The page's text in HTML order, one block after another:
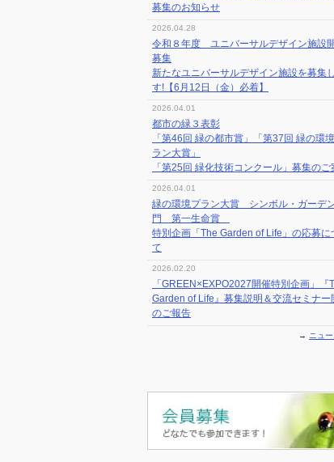
募集のお知らせ
2026.04.28
令和８年度 ユニバーサルデザイン施設
募集
新たなユニバーサルデザイン施設を募集
す!【6月12日（金）必着】
2026.04.01
都市の緑３表彰
「第46回 緑の都市賞」「第37回 緑の環
ラン大賞」
「第25回 緑化技術コンクール」募集のご
2026.04.01
緑の環境プラン大賞 シンボル・ガーデ
門 第一生命賞
特別企画「The Garden of Life」の応募に
て
2026.02.20
「GREEN×EXPO2027開催特別企画」『
Garden of Life』募集説明＆交流セミナー
のご報告
→ ニュ